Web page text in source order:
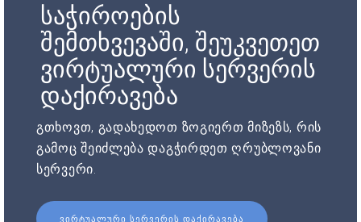
საჭიროების
შემთხვევაში, შეუკვეთეთ
ვირტუალური სერვერის
დაქირავება
გთხოვთ, გადახედოთ ზოგიერთ მიზეზს, რის
გამოც შეიძლება დაგჭირდეთ ღრუბლოვანი
სერვერი.
ᲕᲘᲠᲢᲣᲐᲚᲣᲠᲘ ᲡᲔᲠᲕᲔᲠᲘᲡ ᲓᲐᲥᲘᲠᲐᲕᲔᲑᲐ